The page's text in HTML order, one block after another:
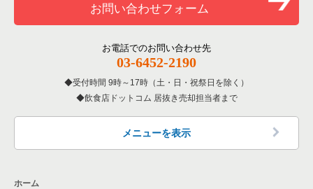
洋食の居抜き売却物件の案件一覧
その他の居抜き売却物件の案件一覧
神戸市北区の飲食店の居抜き売却物件の案件一覧
神戸市西区の飲食店の居抜き売却物件の案件一覧
兵庫県の居酒屋・ダイニングバーの居抜き売却物件の案件一覧
兵庫県の専門料理の居抜き売却物件の案件一覧
兵庫県の和食の居抜き売却物件の案件一覧
兵庫県の洋食の居抜き売却物件の案件一覧
お問い合わせフォーム
お電話でのお問い合わせ先
03-6452-2190
受付時間 9時～17時（土・日・祝祭日を除く）
飲食店ドットコム 居抜き売却担当者まで
メニューを表示
ホーム